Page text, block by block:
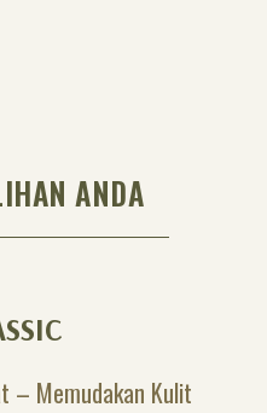
ANDA
– Memudakan Kulit